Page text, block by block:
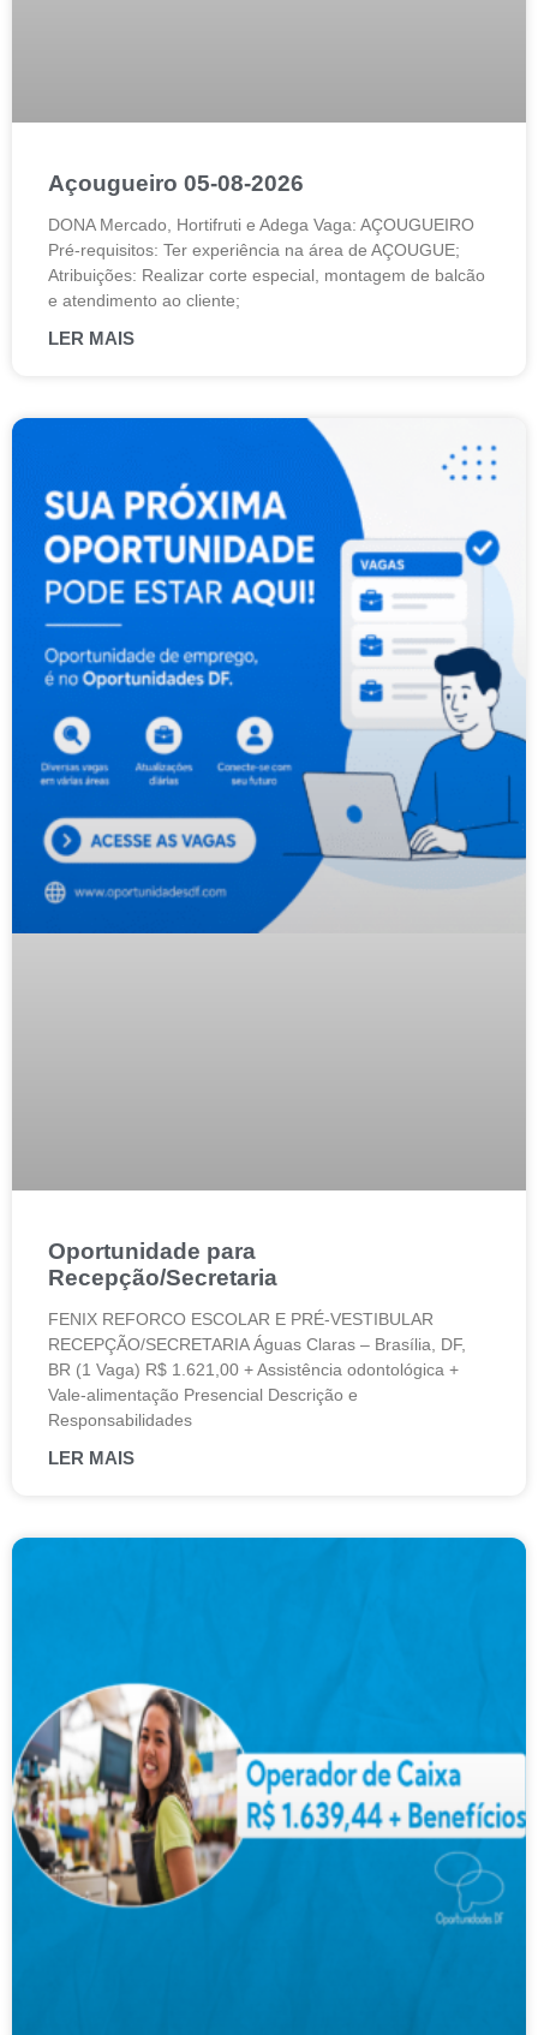
Açougueiro 05-08-2026
DONA Mercado, Hortifruti e Adega Vaga: AÇOUGUEIRO
Pré-requisitos: Ter experiência na área de AÇOUGUE;
Atribuições: Realizar corte especial, montagem de balcão
e atendimento ao cliente;
LER MAIS
Oportunidade para
Recepção/Secretaria
FENIX REFORCO ESCOLAR E PRÉ-VESTIBULAR
RECEPÇÃO/SECRETARIA Águas Claras – Brasília, DF,
BR (1 Vaga) R$ 1.621,00 + Assistência odontológica +
Vale-alimentação Presencial Descrição e
Responsabilidades
LER MAIS